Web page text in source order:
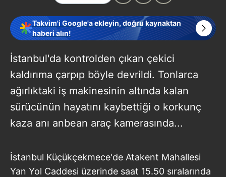
Takvim'i Google'a ekleyin, doğru kaynaktan
haberi alın!
İstanbul'da kontrolden çıkan çekici
kaldırıma çarpıp böyle devrildi. Tonlarca
ağırlıktaki iş makinesinin altında kalan
sürücünün hayatını kaybettiği o korkunç
kaza anı anbean araç kamerasında...
İstanbul Küçükçekmece'de Atakent Mahallesi
Yan Yol Caddesi üzerinde saat 15.50 sıralarında